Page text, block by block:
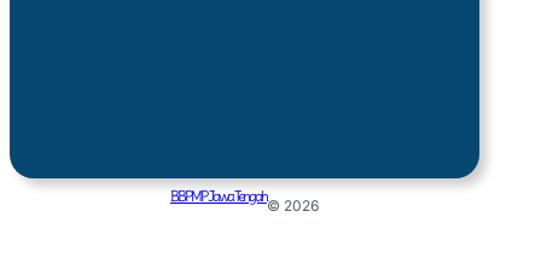
BBPMP Jawa Tengah
© 2026